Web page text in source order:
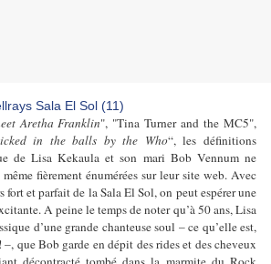
Aretha Franklin", "Tina Turner and the MC5",
in the balls by the Who“, les définitions
de Lisa Kekaula et son mari Bob Vennum ne
fièrement énumérées sur leur site web. Avec
et parfait de la Sala El Sol, on peut espérer une
A peine le temps de noter qu’à 50 ans, Lisa
d’une grande chanteuse soul – ce qu’elle est,
que Bob garde en dépit des rides et des cheveux